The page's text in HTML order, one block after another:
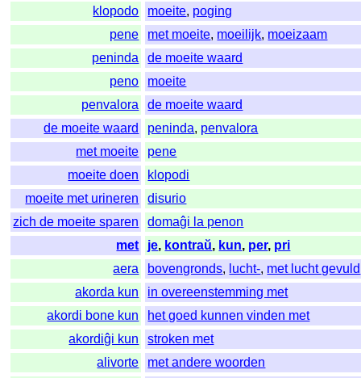
klopodo
moeite, poging
pene
met moeite, moeilijk, moeizaam
peninda
de moeite waard
peno
moeite
penvalora
de moeite waard
de moeite waard
peninda, penvalora
met moeite
pene
moeite doen
klopodi
moeite met urineren
disurio
zich de moeite sparen
domaĝi la penon
met
je, kontraŭ, kun, per, pri
aera
bovengronds, lucht-, met lucht gevuld
akorda kun
in overeenstemming met
akordi bone kun
het goed kunnen vinden met
akordiĝi kun
stroken met
alivorte
met andere woorden